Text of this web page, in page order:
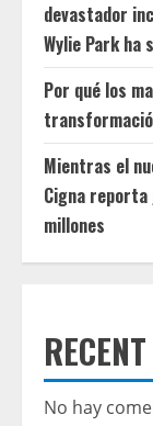
devastador
Wylie Park ha
Por qué los
Mientras el
Cigna
millones
No hay